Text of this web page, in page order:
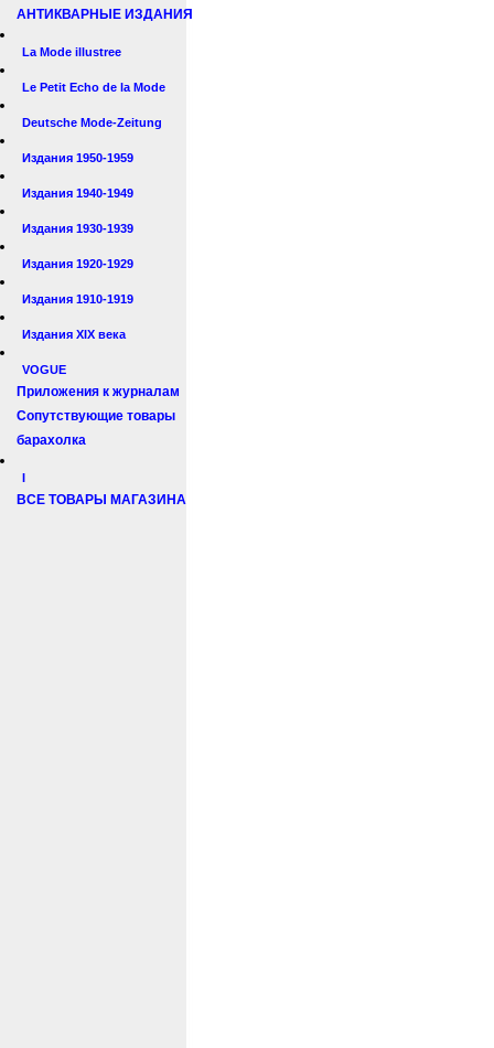
АНТИКВАРНЫЕ ИЗДАНИЯ
La Mode illustree
Le Petit Echo de la Mode
Deutsche Mode-Zeitung
Издания 1950-1959
Издания 1940-1949
Издания 1930-1939
Издания 1920-1929
Издания 1910-1919
Издания XIX века
VOGUE
Приложения к журналам
Сопутствующие товары
барахолка
I
ВСЕ ТОВАРЫ МАГАЗИНА